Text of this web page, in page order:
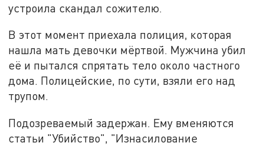
устроила скандал сожителю.
В этот момент приехала полиция, которая
нашла мать девочки мёртвой. Мужчина убил
её и пытался спрятать тело около частного
дома. Полицейские, по сути, взяли его над
трупом.
Подозреваемый задержан. Ему вменяются
статьи "Убийство", "Изнасилование